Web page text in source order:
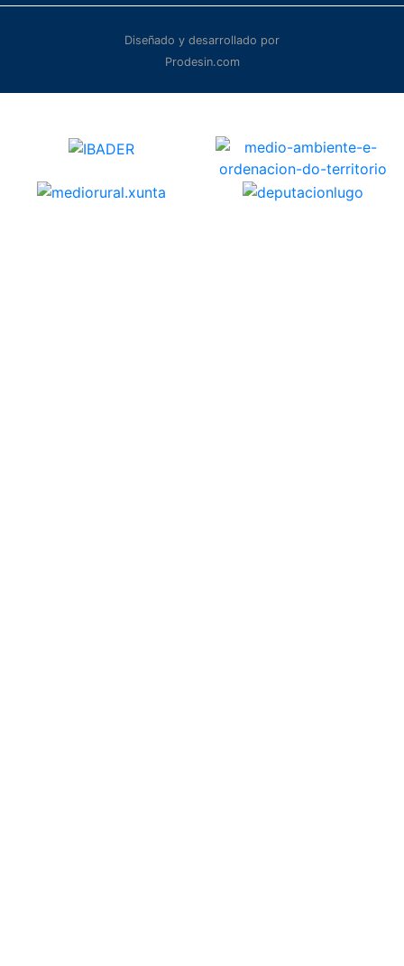
Diseñado y desarrollado por
Prodesin.com